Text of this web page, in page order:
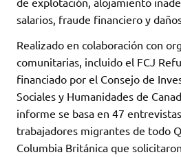
salarios, fraude financiero y
Realizado en colaboración con
comunitarias, incluido el FCJ
financiado por el Consejo de
Sociales y Humanidades de
informe se basa en 47
trabajadores migrantes de todo
Columbia Británica que